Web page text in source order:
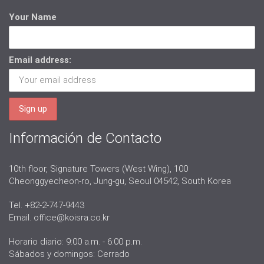
Your Name
Email address:
Información de Contacto
10th floor, Signature Towers (West Wing), 100
Cheonggyecheon-ro, Jung-gu, Seoul 04542, South Korea
Tel. +82-2-747-9443
Email. office@koisra.co.kr
Horario diario: 9:00 a.m. - 6:00 p.m.
Sábados y domingos: Cerrado